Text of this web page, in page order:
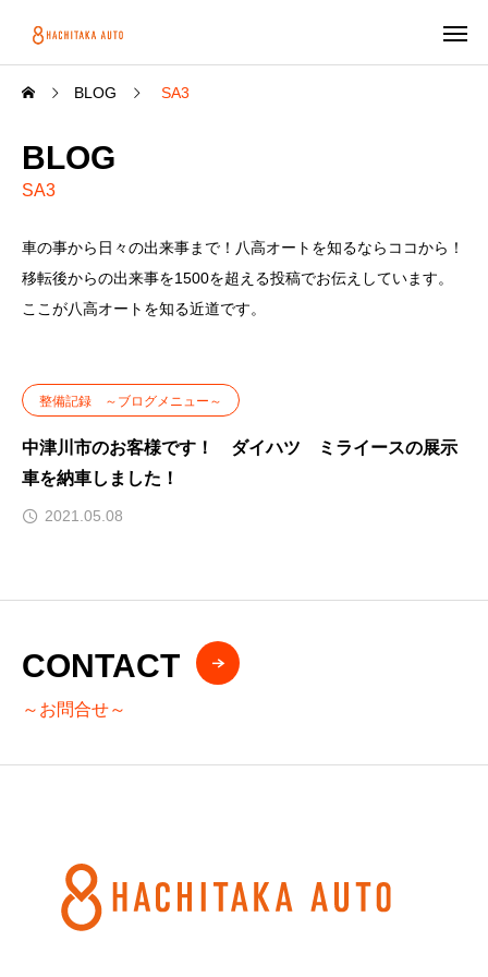
BLOG SA3
BLOG
SA3
車の事から日々の出来事まで！八高オートを知るならココから！
移転後からの出来事を1500を超える投稿でお伝えしています。
ここが八高オートを知る近道です。
整備記録 ～ブログメニュー～
中津川市のお客様です！ ダイハツ ミライースの展示
車を納車しました！
2021.05.08
CONTACT
～お問合せ～